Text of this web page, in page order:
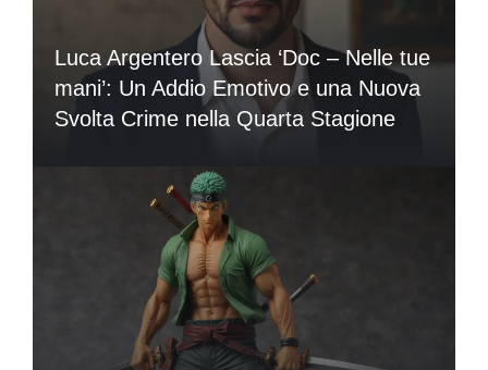
Luca Argentero Lascia ‘Doc – Nelle tue
mani’: Un Addio Emotivo e una Nuova
Svolta Crime nella Quarta Stagione